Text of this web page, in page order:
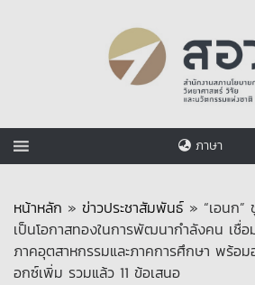
ภาษา
หน้าหลัก » ข่าวประชาสัมพันธ์ » “เอนก
เป็นโอกาสทองในการพัฒนากำลังคน เชื่อ
ภาคอุตสาหกรรมและภาคการศึกษา พร้อ
อกซ์เพิ่ม รวมแล้ว 11 ข้อเสนอ